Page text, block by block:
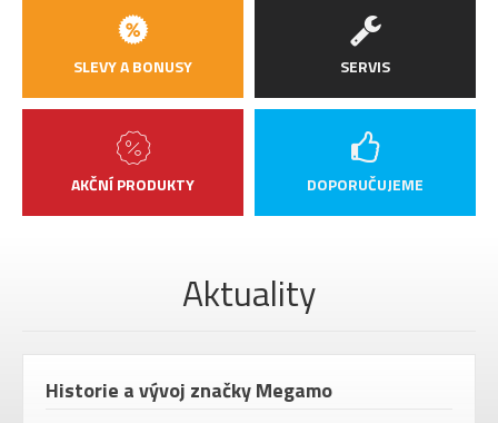
SLEVY A BONUSY
AKČNÍ PRODUKTY
SERVIS
DOPORUČUJEME
Aktuality
Historie a vývoj značky Megamo